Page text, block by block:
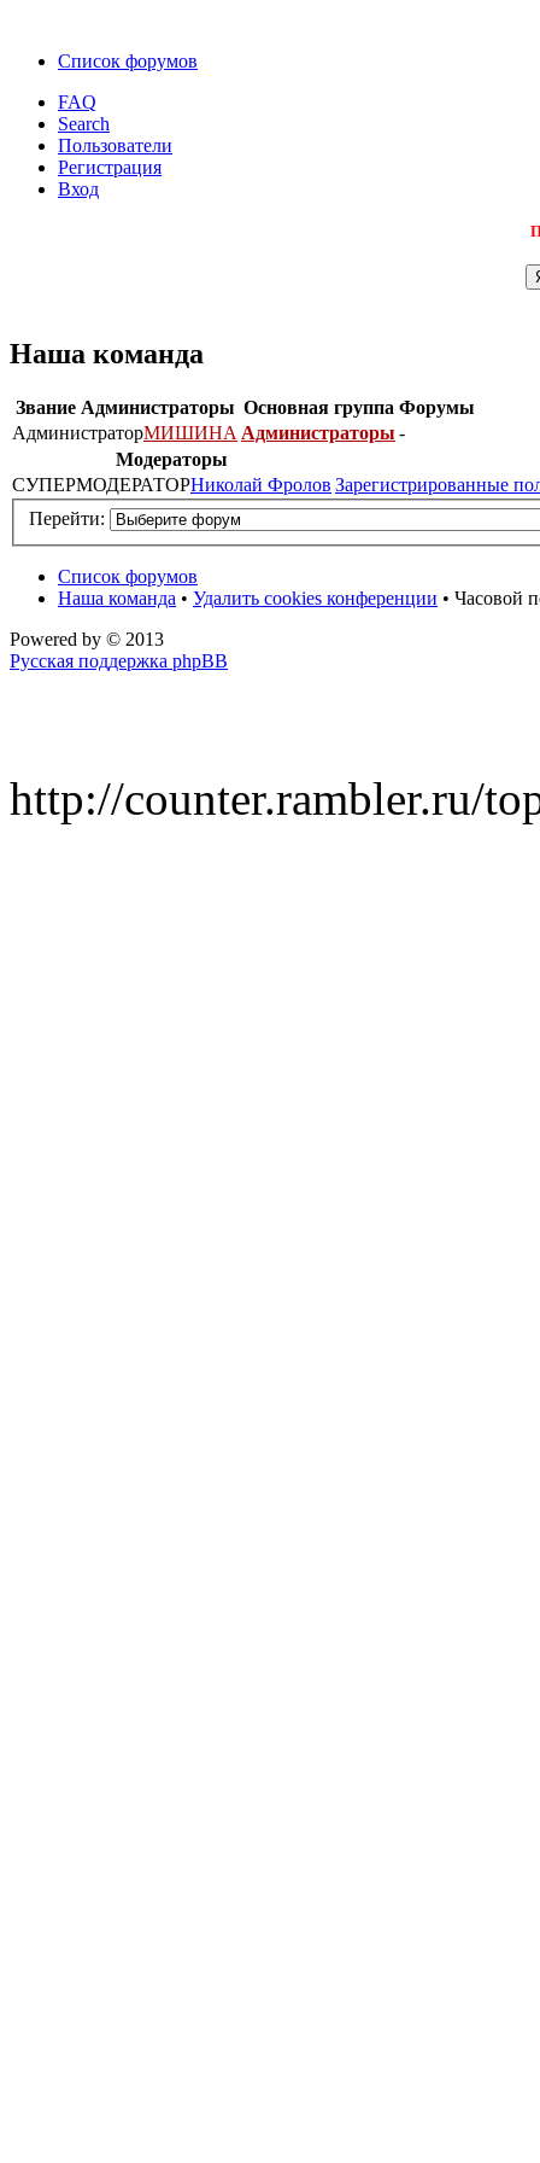
Список форумов
FAQ
Search
Пользователи
Регистрация
Вход
Наша команда
Звание Администраторы Основная группа Форумы
АдминистраторМИШИНА Администраторы -
Модераторы
СУПЕРМОДЕРАТОРНиколай Фролов Зарегистрированные
Перейти:
Список форумов
Наша команда • Удалить cookies конференции • Часовой
Powered by © 2013
Русская поддержка phpBB
http://counter.rambler.ru/